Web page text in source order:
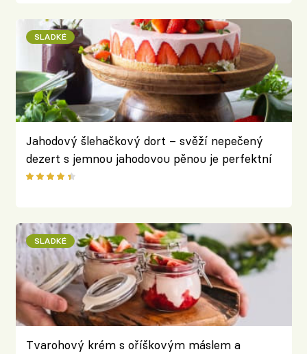
SLADKÉ
Jahodový šlehačkový dort – svěží nepečený
dezert s jemnou jahodovou pěnou je perfektní
pro oslavy prvních letních dní
SLADKÉ
Tvarohový krém s oříškovým máslem a